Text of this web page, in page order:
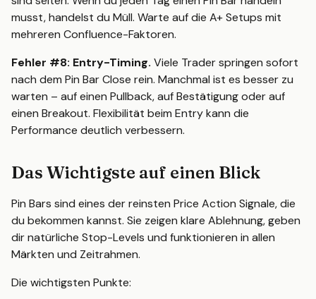
musst, handelst du Müll. Warte auf die A+ Setups mit
mehreren Confluence-Faktoren.
Fehler #8: Entry-Timing. Viele Trader springen sofort
nach dem Pin Bar Close rein. Manchmal ist es besser zu
warten – auf einen Pullback, auf Bestätigung oder auf
einen Breakout. Flexibilität beim Entry kann die
Performance deutlich verbessern.
Das Wichtigste auf einen Blick
Pin Bars sind eines der reinsten Price Action Signale, die
du bekommen kannst. Sie zeigen klare Ablehnung, geben
dir natürliche Stop-Levels und funktionieren in allen
Märkten und Zeitrahmen.
Die wichtigsten Punkte: